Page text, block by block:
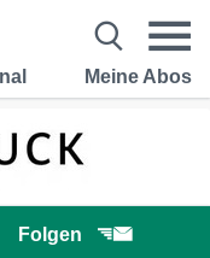
Meine Abos
Folgen